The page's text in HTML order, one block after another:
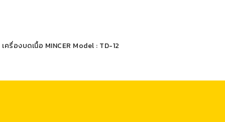
เครื่องบดเนื้อ MINCER Model : TD-12